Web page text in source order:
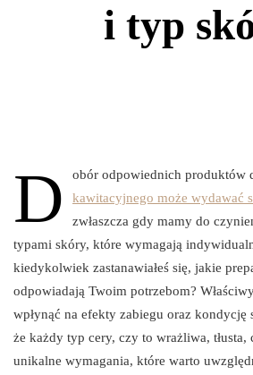
i typ
D obór odpowiednich produktów
kawitacyjnego może wydawać
zwłaszcza gdy mamy do
typami skóry, które wymagają
kiedykolwiek zastanawiałeś się, jakie
odpowiadają Twoim potrzebom?
wpłynąć na efekty zabiegu oraz kondycję
że każdy typ cery, czy to wrażliwa, tłusta,
unikalne wymagania, które warto